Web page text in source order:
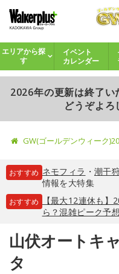
エリアから探
す
イベント
カレンダー
2026年の更新は終了
どうぞよろ
GW(ゴールデンウィーク
おすすめ ネモフィラ ・ 潮干
情報を大特集
おすすめ
【最大12連休も
ら？混雑ピーク予
山伏オートキ
タ